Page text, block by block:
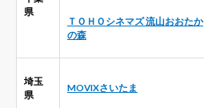
県
ＴＯＨＯシネマズ 流山おおたか
の森
埼玉
県
MOVIXさいたま